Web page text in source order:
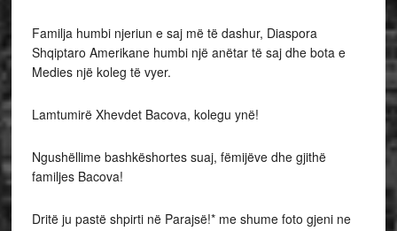
Familja humbi njeriun e saj më të dashur, Diaspora
Shqiptaro Amerikane humbi një anëtar të saj dhe bota e
Medies një koleg të vyer.
Lamtumirë Xhevdet Bacova, kolegu ynë!
Ngushëllime bashkëshortes suaj, fëmijëve dhe gjithë
familjes Bacova!
Dritë ju pastë shpirti në Parajsë!* me shume foto gjeni ne